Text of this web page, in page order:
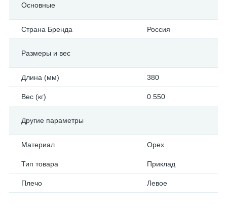
Основные
Страна Бренда Россия
Размеры и вес
Длина (мм) 380
Вес (кг) 0.550
Другие параметры
Материал Орех
Тип товара Приклад
Плечо Левое